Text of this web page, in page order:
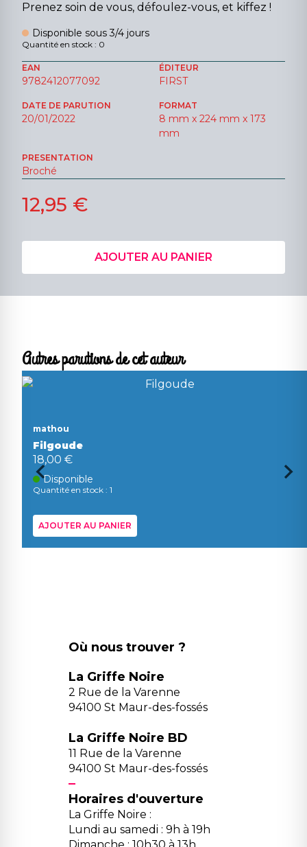
Prenez soin de vous, défoulez-vous, et kiffez !
Disponible sous 3/4 jours
Quantité en stock : 0
EAN
9782412077092
ÉDITEUR
FIRST
DATE DE PARUTION
20/01/2022
FORMAT
8 mm x 224 mm x 173
mm
PRESENTATION
Broché
12,95 €
AJOUTER AU PANIER
Autres parutions de cet auteur
mathou
Filgoude
18,00 €
Disponible
Quantité en stock : 1
AJOUTER AU PANIER
Où nous trouver ?
La Griffe Noire
2 Rue de la Varenne
94100 St Maur-des-fossés
La Griffe Noire BD
11 Rue de la Varenne
94100 St Maur-des-fossés
Horaires d'ouverture
La Griffe Noire :
Lundi au samedi : 9h à 19h